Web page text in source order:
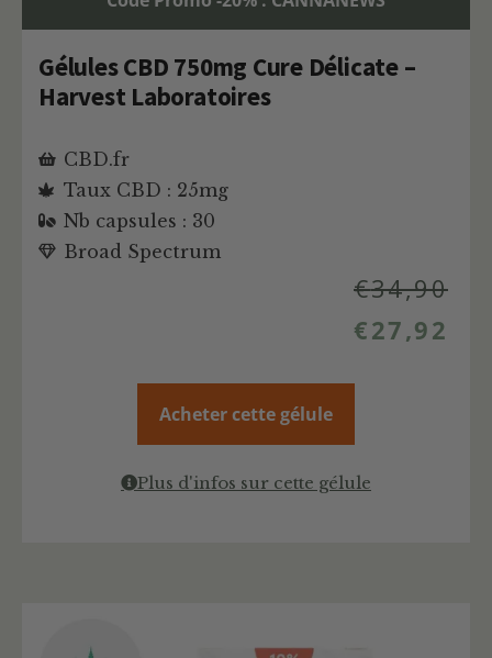
Gélules CBD 750mg Cure Délicate –
Harvest Laboratoires
CBD.fr
Taux CBD : 25mg
Nb capsules : 30
Broad Spectrum
€34,90
€27,92
Acheter cette gélule
Plus d'infos sur cette gélule